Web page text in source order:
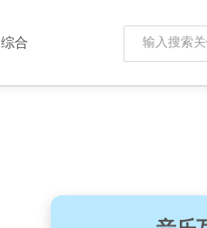
综合